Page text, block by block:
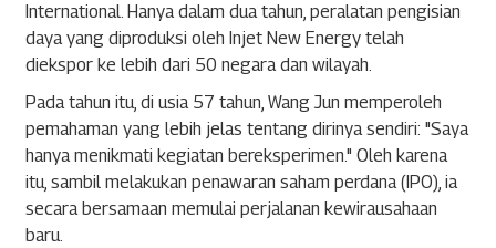
International. Hanya dalam dua tahun, peralatan pengisian
daya yang diproduksi oleh Injet New Energy telah
diekspor ke lebih dari 50 negara dan wilayah.
Pada tahun itu, di usia 57 tahun, Wang Jun memperoleh
pemahaman yang lebih jelas tentang dirinya sendiri: "Saya
hanya menikmati kegiatan bereksperimen." Oleh karena
itu, sambil melakukan penawaran saham perdana (IPO), ia
secara bersamaan memulai perjalanan kewirausahaan
baru.